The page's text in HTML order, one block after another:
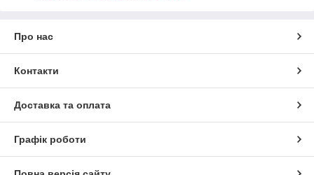
Про нас
Контакти
Доставка та оплата
Графік роботи